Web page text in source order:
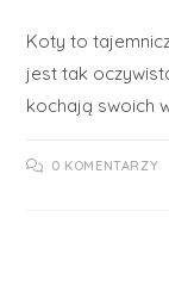
Koty to
jest tak
kochają swoich
0 KOMENTARZY